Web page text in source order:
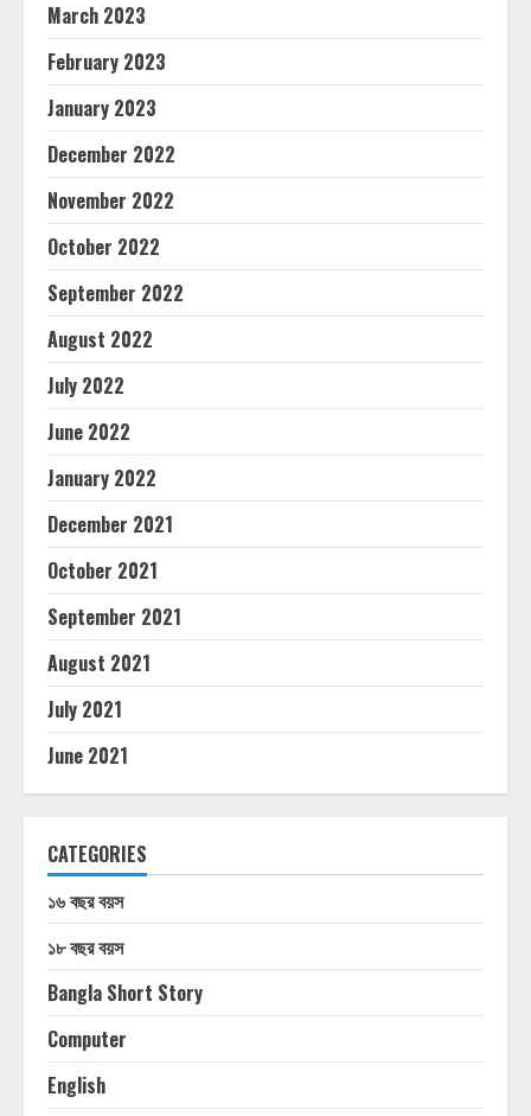
March 2023
February 2023
January 2023
December 2022
November 2022
October 2022
September 2022
August 2022
July 2022
June 2022
January 2022
December 2021
October 2021
September 2021
August 2021
July 2021
June 2021
CATEGORIES
১৬ বছর বয়স
১৮ বছর বয়স
Bangla Short Story
Computer
English